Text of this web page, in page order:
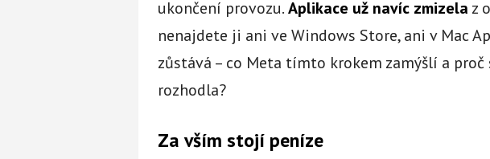
ukončení provozu.Aplikace už navíc zmizela z
nenajdete ji ani ve Windows Store, ani v Mac
zůstává – co Meta tímto krokem zamýšlí a
rozhodla?
Za vším stojí peníze